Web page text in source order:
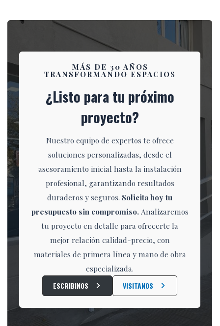
MÁS DE 30 AÑOS
TRANSFORMANDO ESPACIOS
¿Listo para tu próximo
proyecto?
Nuestro equipo de expertos te ofrece
soluciones personalizadas, desde el
asesoramiento inicial hasta la instalación
profesional, garantizando resultados
duraderos y seguros. Solicita hoy tu
presupuesto sin compromiso. Analizaremos
tu proyecto en detalle para ofrecerte la
mejor relación calidad-precio, con
materiales de primera línea y mano de obra
especializada.
ESCRIBINOS VISITANOS